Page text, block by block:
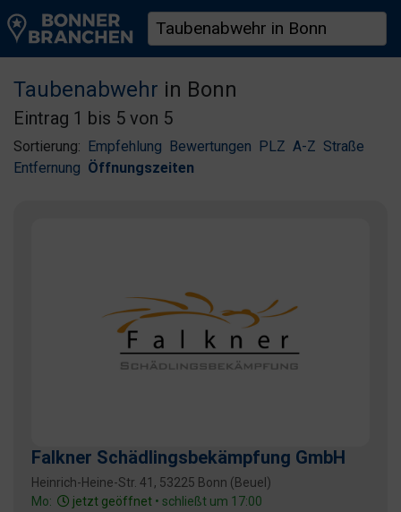
Taubenabwehr in Bonn
Eintrag 1 bis 5 von 5
Sortierung: Empfehlung Bewertungen PLZ A-Z Straße
Entfernung Öffnungszeiten
Falkner Schädlingsbekämpfung GmbH
Heinrich-Heine-Str. 41, 53225 Bonn (Beuel)
Mo:
jetzt geöffnet • schließt um 17:00